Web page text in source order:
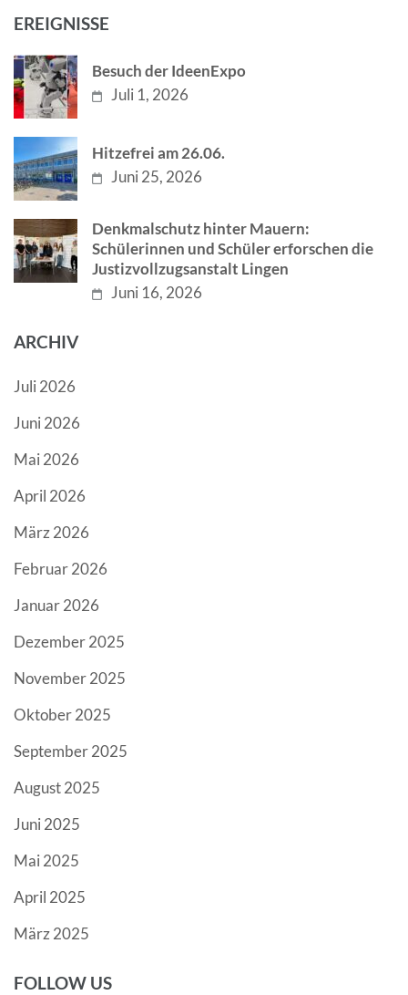
EREIGNISSE
Besuch der IdeenExpo
Juli 1, 2026
Hitzefrei am 26.06.
Juni 25, 2026
Denkmalschutz hinter Mauern:
Schülerinnen und Schüler erforschen die
Justizvollzugsanstalt Lingen
Juni 16, 2026
ARCHIV
Juli 2026
Juni 2026
Mai 2026
April 2026
März 2026
Februar 2026
Januar 2026
Dezember 2025
November 2025
Oktober 2025
September 2025
August 2025
Juni 2025
Mai 2025
April 2025
März 2025
FOLLOW US